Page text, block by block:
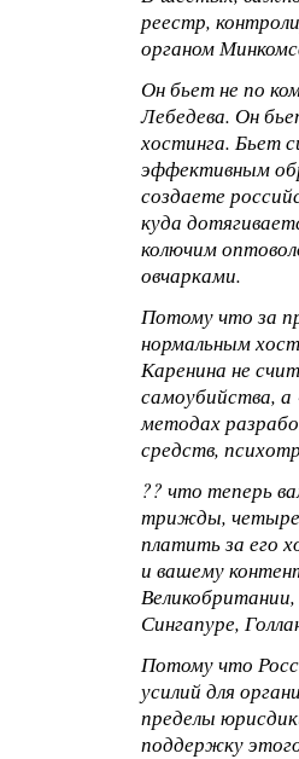
реестр,
органом
Он бьет не по
Лебедева. Он
хостинга. Бьет
эффективным
создаете
куда
колючим
овчарками.
Потому что за
нормальным
Каренина не
самоубийства,
методах
средств,
?? что теперь
трижды,
платить за его
и вашему
Сингапуре,
Потому что
усилий для
пределы
поддержку